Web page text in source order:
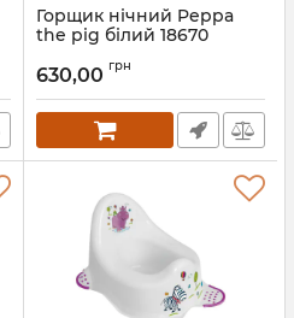
Горщик нічний Peppa
the pig білий 18670
630,00 грн